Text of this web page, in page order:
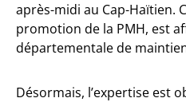
après-midi au Cap-Haïtien.
promotion de la PMH, est
départementale de
Désormais, l’expertise est